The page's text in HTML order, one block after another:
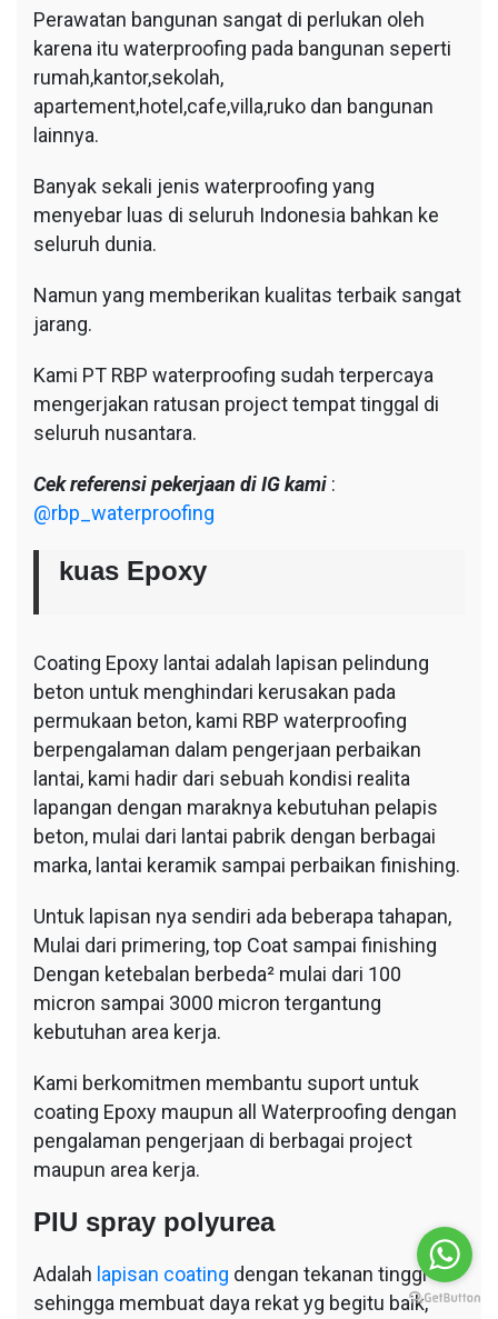
Perawatan bangunan sangat di perlukan oleh
karena itu waterproofing pada bangunan seperti
rumah,kantor,sekolah,
apartement,hotel,cafe,villa,ruko dan bangunan
lainnya.
Banyak sekali jenis waterproofing yang
menyebar luas di seluruh Indonesia bahkan ke
seluruh dunia.
Namun yang memberikan kualitas terbaik sangat
jarang.
Kami PT RBP waterproofing sudah terpercaya
mengerjakan ratusan project tempat tinggal di
seluruh nusantara.
Cek referensi pekerjaan di IG kami :
@rbp_waterproofing
kuas Epoxy
Coating Epoxy lantai adalah lapisan pelindung
beton untuk menghindari kerusakan pada
permukaan beton, kami RBP waterproofing
berpengalaman dalam pengerjaan perbaikan
lantai, kami hadir dari sebuah kondisi realita
lapangan dengan maraknya kebutuhan pelapis
beton, mulai dari lantai pabrik dengan berbagai
marka, lantai keramik sampai perbaikan finishing.
Untuk lapisan nya sendiri ada beberapa tahapan,
Mulai dari primering, top Coat sampai finishing
Dengan ketebalan berbeda² mulai dari 100
micron sampai 3000 micron tergantung
kebutuhan area kerja.
Kami berkomitmen membantu suport untuk
coating Epoxy maupun all Waterproofing dengan
pengalaman pengerjaan di berbagai project
maupun area kerja.
PIU spray polyurea
Adalah lapisan coating dengan tekanan tinggi
sehingga membuat daya rekat yg begitu baik,